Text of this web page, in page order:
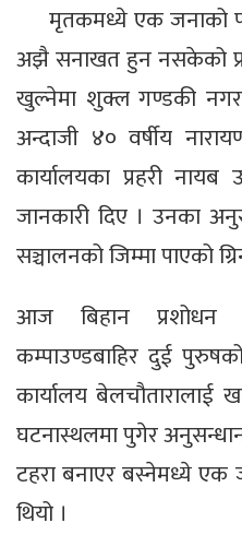
मृतकमध्ये एक जनाको
अझै सनाखत हुन नसकेको
खुल्नेमा शुक्ल गण्डकी
अन्दाजी ४० वर्षीय
कार्यालयका प्रहरी
जानकारी दिए । उनका
सञ्चालनको जिम्मा पाएको
आज बिहान प्रशोधन
कम्पाउण्डबाहिर दुई
कार्यालय बेलचौतारालाई
घटनास्थलमा पुगेर अनुसन्धान
टहरा बनाएर बस्नेमध्ये
थियो ।